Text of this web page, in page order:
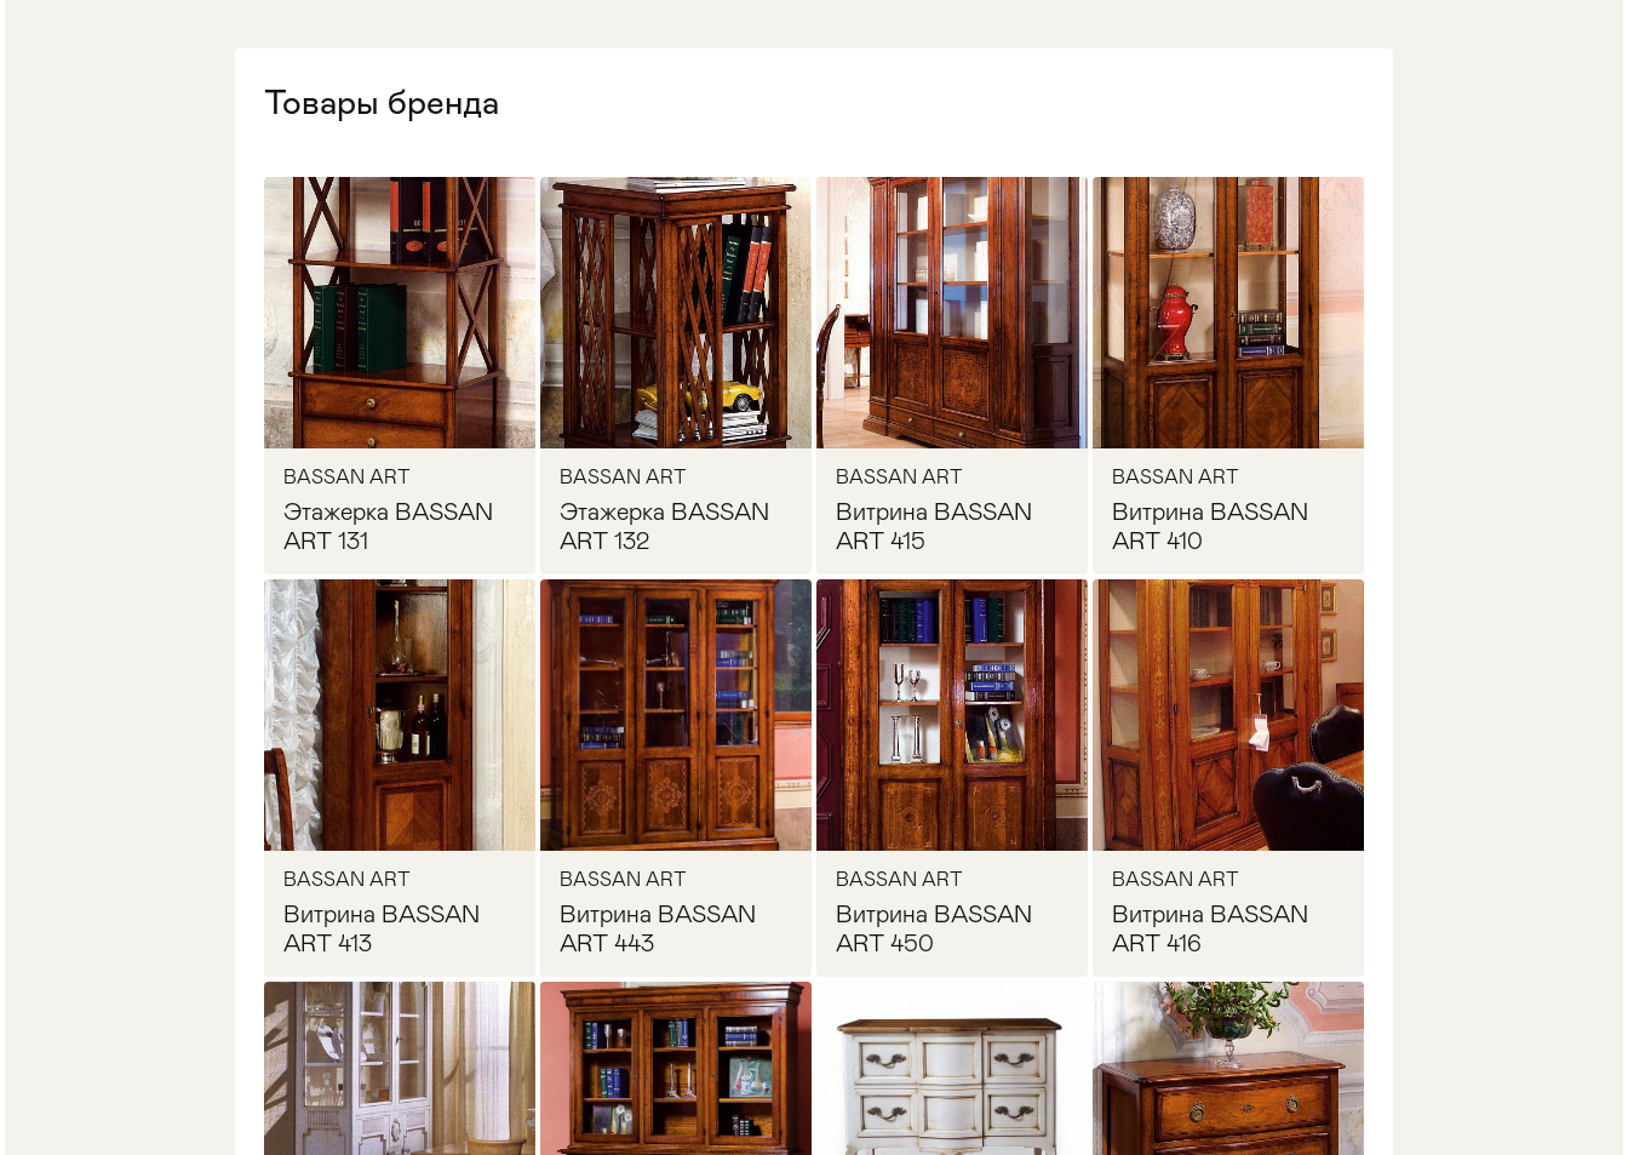
Товары бренда
Запросить цену
BASSAN ART
Этажерка BASSAN
ART 131
Запросить цену
BASSAN ART
Этажерка BASSAN
ART 132
Запросить цену
BASSAN ART
Витрина BASSAN
ART 415
Запросить цену
BASSAN ART
Витрина BASSAN
ART 410
Запросить цену
BASSAN ART
Витрина BASSAN
ART 413
Запросить цену
BASSAN ART
Витрина BASSAN
ART 443
Запросить цену
BASSAN ART
Витрина BASSAN
ART 450
Запросить цену
BASSAN ART
Витрина BASSAN
ART 416